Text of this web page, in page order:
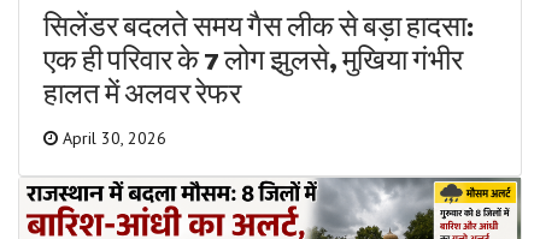
सिलेंडर बदलते समय गैस लीक से बड़ा हादसा:
एक ही परिवार के 7 लोग झुलसे, मुखिया गंभीर
हालत में अलवर रेफर
April 30, 2026